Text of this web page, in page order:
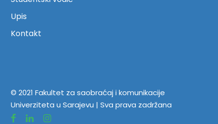
Upis
Kontakt
© 2021 Fakultet za saobraćaj i komunikacije
Univerziteta u Sarajevu | Sva prava zadržana